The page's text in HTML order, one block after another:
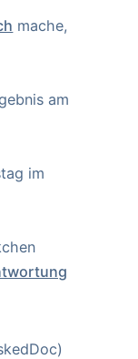
mache,
am
im